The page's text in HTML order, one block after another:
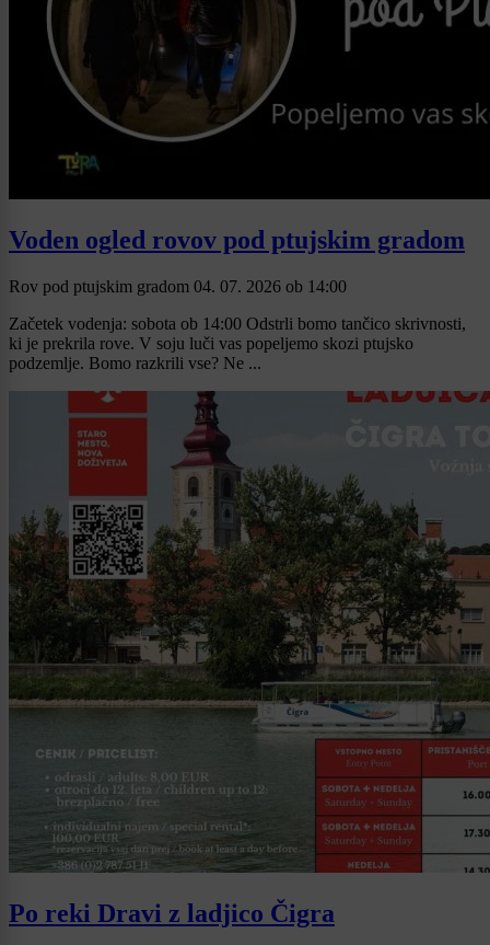
Voden ogled rovov pod ptujskim gradom
Rov pod ptujskim gradom 04. 07. 2026 ob 14:00
Začetek vodenja: sobota ob 14:00 Odstrli bomo tančico skrivnosti,
ki je prekrila rove. V soju luči vas popeljemo skozi ptujsko
podzemlje. Bomo razkrili vse? Ne ...
Po reki Dravi z ladjico Čigra